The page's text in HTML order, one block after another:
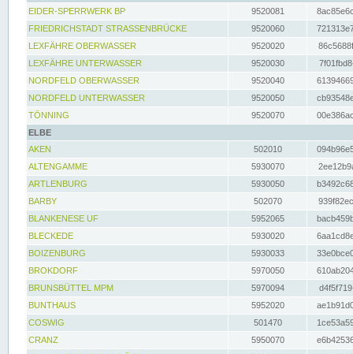
EIDER-SPERRWERK BP
9520081
FRIEDRICHSTADT STRASSENBRÜCKE
9520060
LEXFÄHRE OBERWASSER
9520020
LEXFÄHRE UNTERWASSER
9520030
NORDFELD OBERWASSER
9520040
NORDFELD UNTERWASSER
9520050
TÖNNING
9520070
ELBE
AKEN
502010
ALTENGAMME
5930070
ARTLENBURG
5930050
BARBY
502070
BLANKENESE UF
5952065
BLECKEDE
5930020
BOIZENBURG
5930033
BROKDORF
5970050
BRUNSBÜTTEL MPM
5970094
BUNTHAUS
5952020
COSWIG
501470
CRANZ
5950070